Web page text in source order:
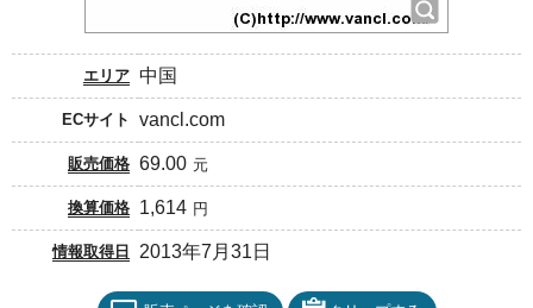
エリア 中国
ECサイト vancl.com
販売価格 69.00 元
換算価格 1,614 円
情報取得日 2013年7月31日